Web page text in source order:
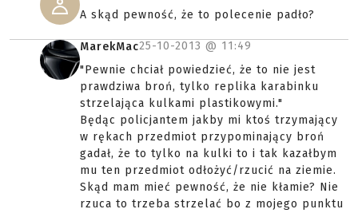
A skąd pewność, że to polecenie padło?
MarekMac25-10-2013 @ 11:49
"Pewnie chciał powiedzieć, że to nie jest
prawdziwa broń, tylko replika karabinku
strzelająca kulkami plastikowymi."
Będąc policjantem jakby mi ktoś trzymający
w rękach przedmiot przypominający broń
gadał, że to tylko na kulki to i tak kazałbym
mu ten przedmiot odłożyć/rzucić na ziemie.
Skąd mam mieć pewność, że nie kłamie? Nie
rzuca to trzeba strzelać bo z mojego punktu